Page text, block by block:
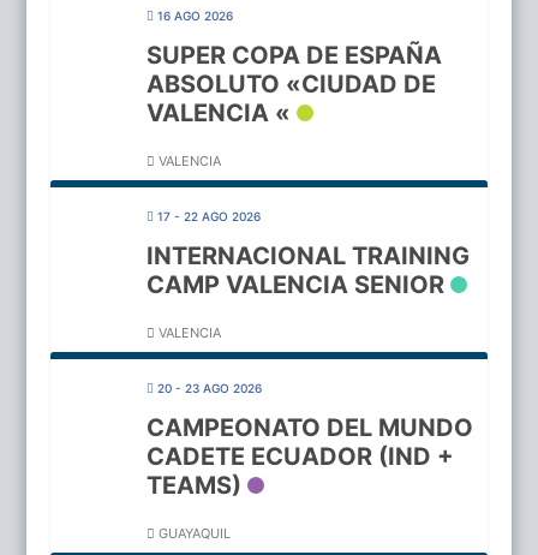
16 AGO 2026
SUPER COPA DE ESPAÑA
ABSOLUTO «CIUDAD DE
VALENCIA «
VALENCIA
17 - 22 AGO 2026
INTERNACIONAL TRAINING
CAMP VALENCIA SENIOR
VALENCIA
20 - 23 AGO 2026
CAMPEONATO DEL MUNDO
CADETE ECUADOR (IND +
TEAMS)
GUAYAQUIL